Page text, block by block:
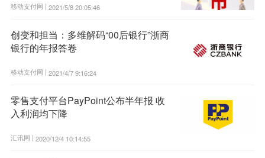
移动支付网 | 2021/5/8 20:05:46
创变和担当：多维解码“00后银行”浙商
银行的年报答卷
移动支付网 | 2021/4/7 9:16:24
零售支付平台PayPoint公布半年报 收
入利润均下降
汇讯网 | 2020/12/4 10:14:55